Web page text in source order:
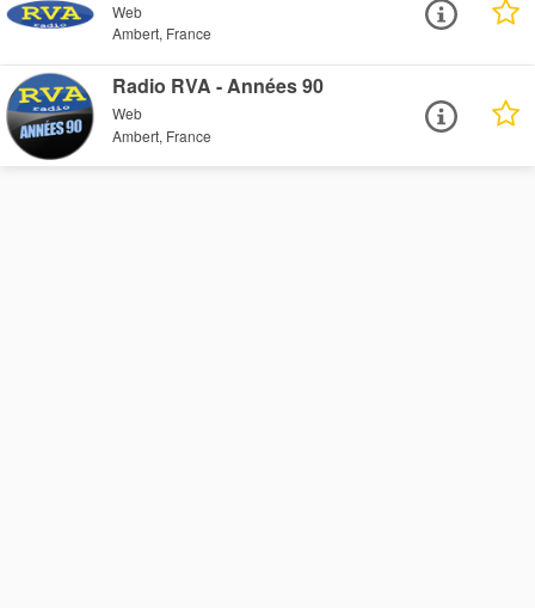
Web
Ambert, France
Radio RVA - Années 90
Web
Ambert, France